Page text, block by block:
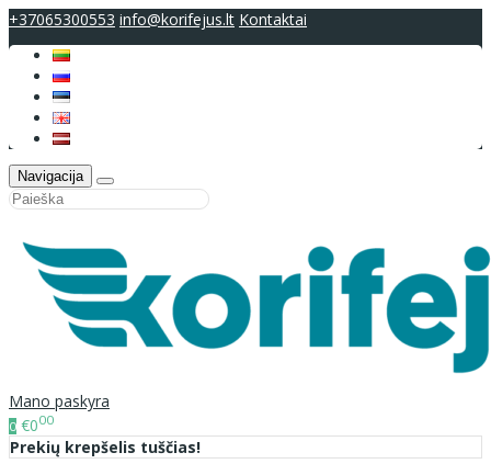
+37065300553 info@korifejus.lt Kontaktai
Navigacija
Mano paskyra
0 €000
Prekių krepšelis tuščias!